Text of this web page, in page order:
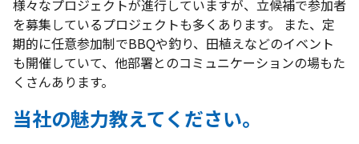
様々なプロジェクトが進行していますが、立候補で参加者
を募集しているプロジェクトも多くあります。 また、定
期的に任意参加制でBBQや釣り、田植えなどのイベント
も開催していて、他部署とのコミュニケーションの場もた
くさんあります。
当社の魅力教えてください。